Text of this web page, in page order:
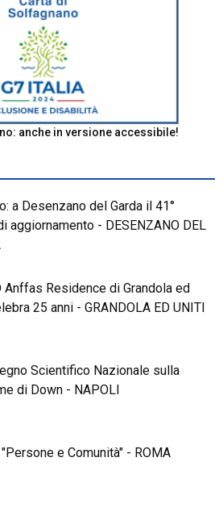
anche in versione accessibile!
a Desenzano del Garda il 41°
aggiornamento - DESENZANO DEL
Anffas Residence di Grandola ed
25 anni - GRANDOLA ED UNITI
Scientifico Nazionale sulla
di Down - NAPOLI
e Comunità" - ROMA